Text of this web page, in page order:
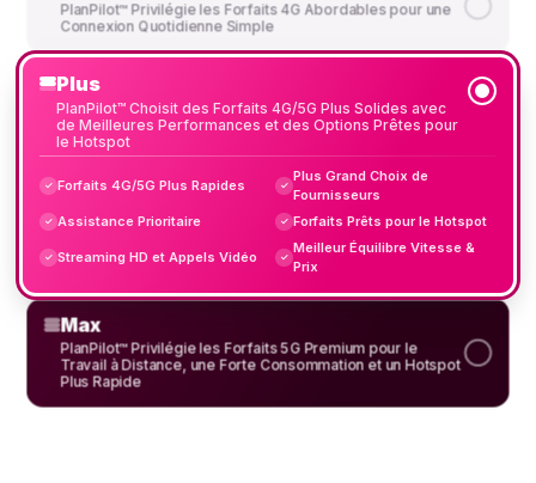
PlanPilot™ Privilégie les Forfaits 4G Abordables pour une
Connexion Quotidienne Simple
Plus
PlanPilot™ Choisit des Forfaits 4G/5G Plus Solides avec
de Meilleures Performances et des Options Prêtes pour
le Hotspot
✓ Forfaits 4G/5G Plus Rapides ✓
Plus Grand Choix de
Fournisseurs
✓ Assistance Prioritaire ✓ Forfaits Prêts pour le Hotspot
✓ Streaming HD et Appels Vidéo ✓
Meilleur Équilibre Vitesse &
Prix
Max
PlanPilot™ Privilégie les Forfaits 5G Premium pour le
Travail à Distance, une Forte Consommation et un Hotspot
Plus Rapide